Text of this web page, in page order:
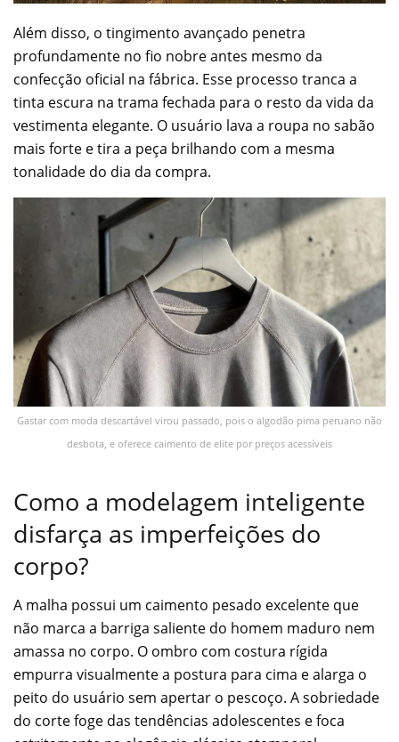
Além disso, o tingimento avançado penetra
profundamente no fio nobre antes mesmo da
confecção oficial na fábrica. Esse processo tranca a
tinta escura na trama fechada para o resto da vida da
vestimenta elegante. O usuário lava a roupa no sabão
mais forte e tira a peça brilhando com a mesma
tonalidade do dia da compra.
Gastar com moda descartável virou passado, pois o algodão pima peruano não
desbota, e oferece caimento de elite por preços acessíveis
Como a modelagem inteligente
disfarça as imperfeições do
corpo?
A malha possui um caimento pesado excelente que
não marca a barriga saliente do homem maduro nem
amassa no corpo. O ombro com costura rígida
empurra visualmente a postura para cima e alarga o
peito do usuário sem apertar o pescoço. A sobriedade
do corte foge das tendências adolescentes e foca